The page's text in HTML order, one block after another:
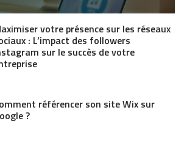
votre présence sur les réseaux
: L’impact des followers
sur le succès de votre
référencer son site Wix sur
?